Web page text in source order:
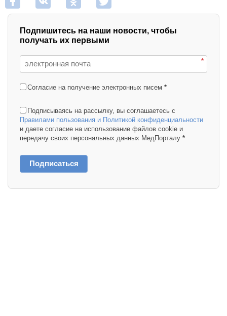
Подпишитесь на наши новости, чтобы
получать их первыми
*
Согласие на получение электронных писем *
Подписываясь на рассылку, вы соглашаетесь с
Правилами пользования и Политикой конфиденциальности
и даете согласие на использование файлов cookie и
передачу своих персональных данных МедПорталу *
Подписаться